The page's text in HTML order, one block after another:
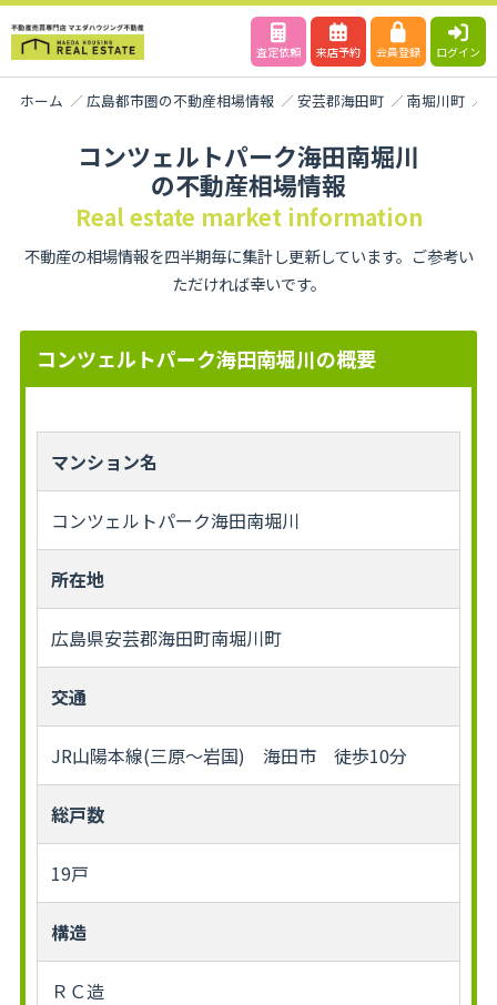
査定依頼 来店予約 会員登録 ログイン
ホーム 広島都市圏の不動産相場情報 安芸郡海田町 南堀川町
コンツェルトパーク海田南堀川
の不動産相場情報
Real estate market information
不動産の相場情報を四半期毎に集計し更新しています。ご参考い
ただければ幸いです。
コンツェルトパーク海田南堀川の概要
マンション名
コンツェルトパーク海田南堀川
所在地
広島県安芸郡海田町南堀川町
交通
JR山陽本線(三原～岩国) 海田市 徒歩10分
総戸数
19戸
構造
ＲＣ造